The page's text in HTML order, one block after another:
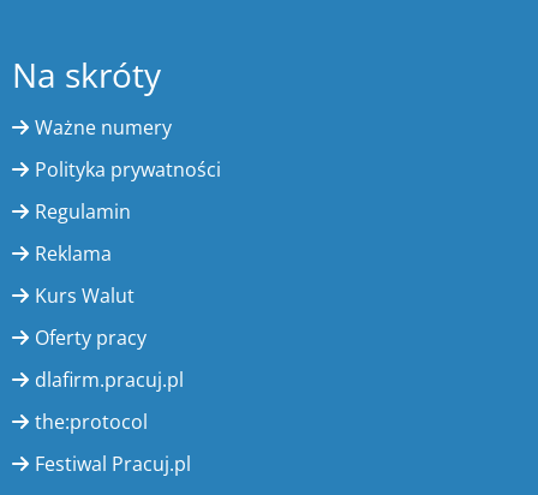
Na skróty
Ważne numery
Polityka prywatności
Regulamin
Reklama
Kurs Walut
Oferty pracy
dlafirm.pracuj.pl
the:protocol
Festiwal Pracuj.pl